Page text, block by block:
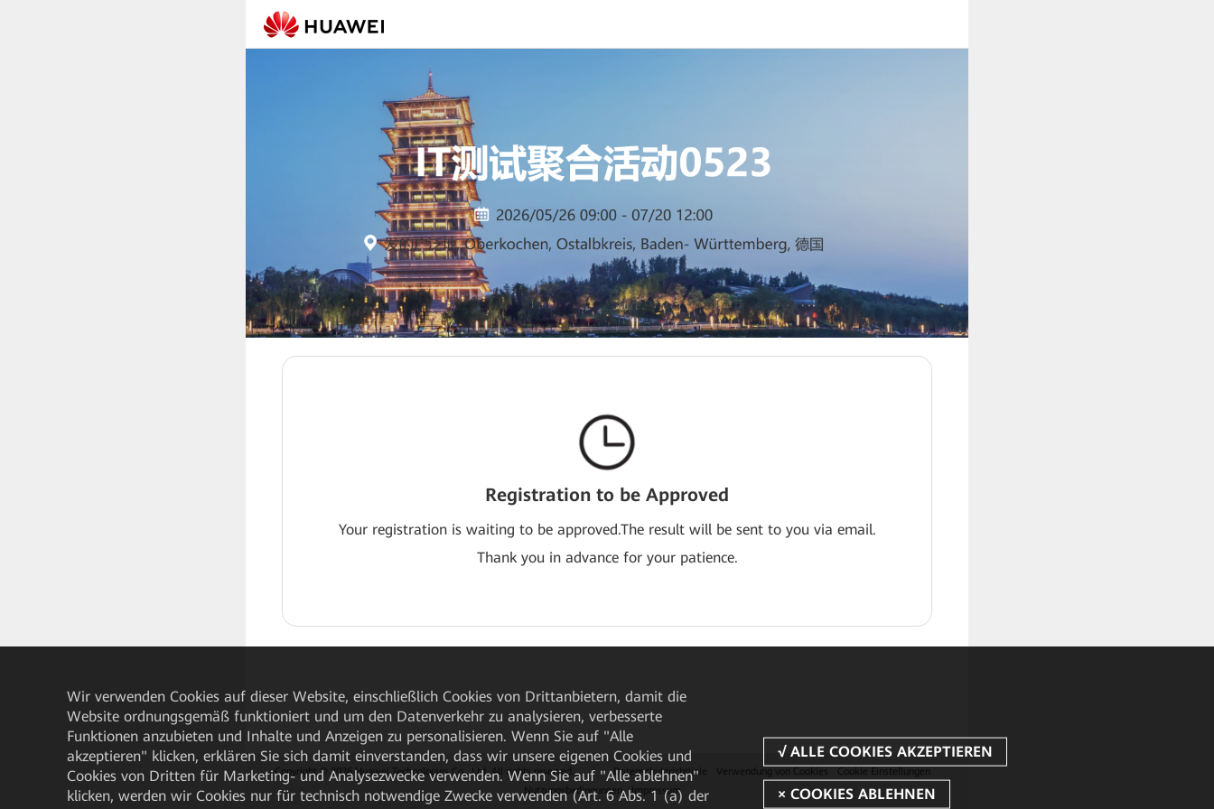
Registration to be Approved
Your registration is waiting to be approved.The result will be sent to you via email.
Thank you in advance for your patience.
Copyright © 2026 Huawei Technologies Co., Ltd. All rights reserved. | Datenschutzrichtlinie Verwendung von Cookies
Cookie Einstellungen
Nutzungsbedingungen
Impressum
Wir verwenden Cookies auf dieser Website, einschließlich Cookies von Drittanbietern, damit die
Website ordnungsgemäß funktioniert und um den Datenverkehr zu analysieren, verbesserte
Funktionen anzubieten und Inhalte und Anzeigen zu personalisieren. Wenn Sie auf "Alle
akzeptieren" klicken, erklären Sie sich damit einverstanden, dass wir unsere eigenen Cookies und
Cookies von Dritten für Marketing- und Analysezwecke verwenden. Wenn Sie auf "Alle ablehnen"
klicken, werden wir Cookies nur für technisch notwendige Zwecke verwenden (Art. 6 Abs. 1 (a) der